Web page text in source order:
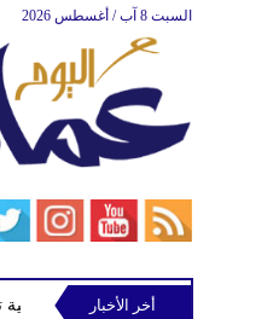
السبت 8 آب / أغسطس 2026
الخزانة الأميركية
أخر الأخبار